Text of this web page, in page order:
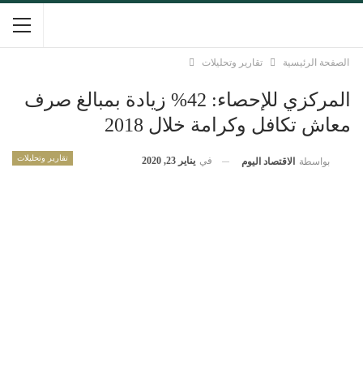
الصفحة الرئيسية تقارير وتحليلات
المركزي للإحصاء: 42% زيادة بمبالغ صرف
معاش تكافل وكرامة خلال 2018
تقارير وتحليلات بواسطة الاقتصاد اليوم في يناير 23, 2020